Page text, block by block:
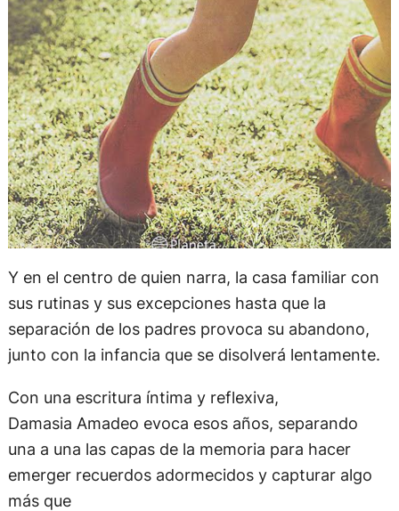
Y en el centro de quien narra, la casa familiar con
sus rutinas y sus excepciones hasta que la
separación de los padres provoca su abandono,
junto con la infancia que se disolverá lentamente.
Con una escritura íntima y reflexiva,
Damasia Amadeo evoca esos años, separando
una a una las capas de la memoria para hacer
emerger recuerdos adormecidos y capturar algo
más que